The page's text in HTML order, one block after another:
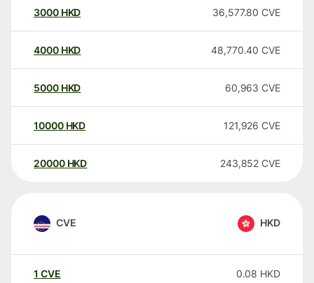
3000 HKD 36,577.80 CVE
4000 HKD 48,770.40 CVE
5000 HKD 60,963 CVE
10000 HKD 121,926 CVE
20000 HKD 243,852 CVE
CVE HKD
1 CVE 0.08 HKD